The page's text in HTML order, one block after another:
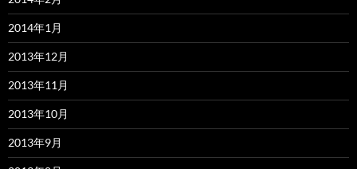
2014年1月
2013年12月
2013年11月
2013年10月
2013年9月